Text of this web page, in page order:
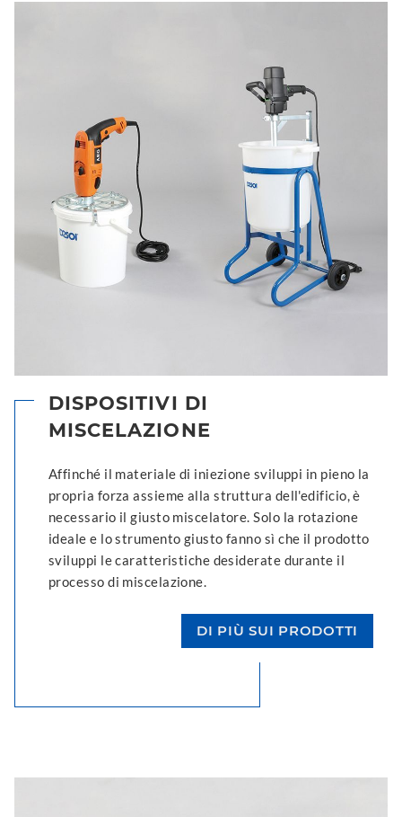
DISPOSITIVI DI
MISCELAZIONE
Affinché il materiale di iniezione sviluppi in pieno la
propria forza assieme alla struttura dell'edificio, è
necessario il giusto miscelatore. Solo la rotazione
ideale e lo strumento giusto fanno sì che il prodotto
sviluppi le caratteristiche desiderate durante il
processo di miscelazione.
DI PIÙ SUI PRODOTTI